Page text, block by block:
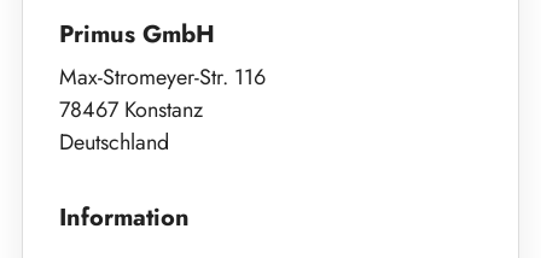
Primus GmbH
Max-Stromeyer-Str. 116
78467 Konstanz
Deutschland
Information